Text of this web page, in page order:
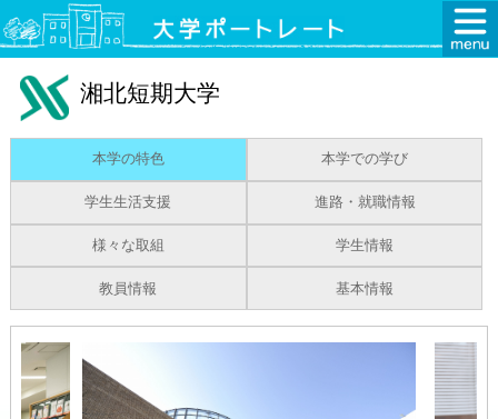
湘北短期大学
本学の特色 本学での学び
学生生活支援 進路・就職情報
様々な取組 学生情報
教員情報 基本情報